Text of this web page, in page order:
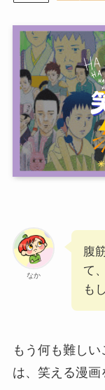
なか
腹
て
も
もう何も難し
は、笑える漫画